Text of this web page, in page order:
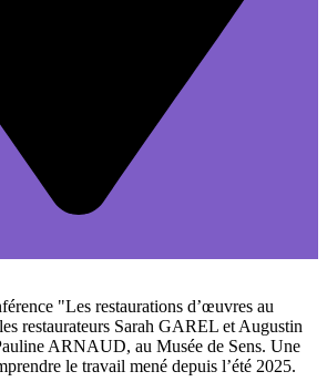
"Les restaurations d’œuvres au
restaurateurs Sarah GAREL et Augustin
ARNAUD, au Musée de Sens. Une
le travail mené depuis l’été 2025.